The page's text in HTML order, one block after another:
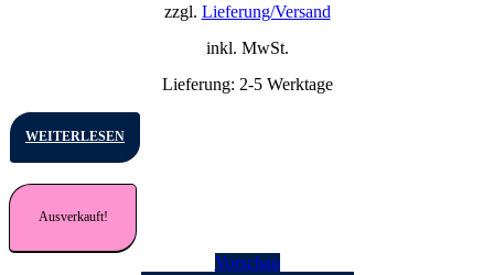
zzgl. Lieferung/Versand
inkl. MwSt.
Lieferung: 2-5 Werktage
WEITERLESEN
Ausverkauft!
Vorschau